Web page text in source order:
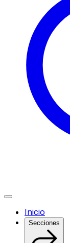
Inicio
Secciones